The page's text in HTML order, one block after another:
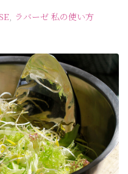
, ラバーゼ 私の使い方